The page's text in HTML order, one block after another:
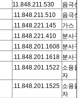
11.848.211.530
음극선
.11.848.211.510
음극
.11.848.221.145
가스
.11.848.221.410
분사
.11.848.201.1608 분사
.11.848.201.1618 분사
.11.848.201.1522 소용
자
.11.848.201.1525 소용
자